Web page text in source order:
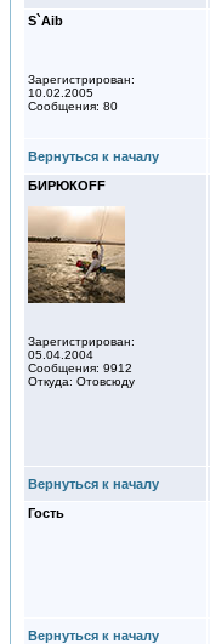
S`Aib
Зарегистрирован:
10.02.2005
Сообщения: 80
Вернуться к началу
БИРЮКOFF
Зарегистрирован:
05.04.2004
Сообщения: 9912
Откуда: Отовсюду
Вернуться к началу
Гость
Вернуться к началу